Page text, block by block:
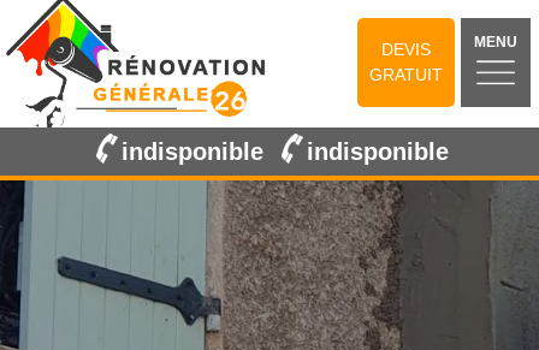
DEVIS
GRATUIT
MENU
indisponible indisponible